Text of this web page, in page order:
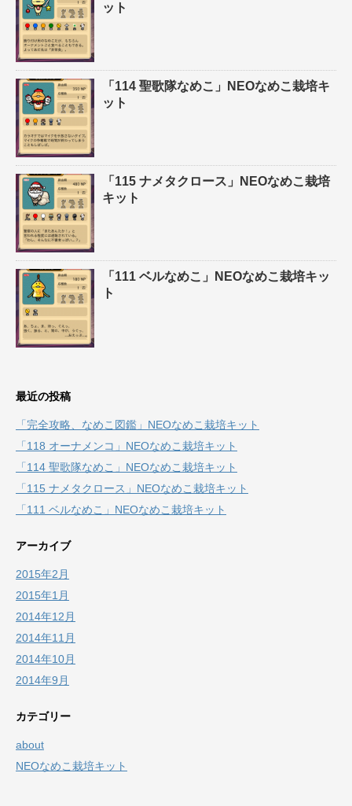
ット
「114 聖歌隊なめこ」NEOなめこ栽培キ
ット
「115 ナメタクロース」NEOなめこ栽培
キット
「111 ベルなめこ」NEOなめこ栽培キッ
ト
最近の投稿
「完全攻略、なめこ図鑑」NEOなめこ栽培キット
「118 オーナメンコ」NEOなめこ栽培キット
「114 聖歌隊なめこ」NEOなめこ栽培キット
「115 ナメタクロース」NEOなめこ栽培キット
「111 ベルなめこ」NEOなめこ栽培キット
アーカイブ
2015年2月
2015年1月
2014年12月
2014年11月
2014年10月
2014年9月
カテゴリー
about
NEOなめこ栽培キット